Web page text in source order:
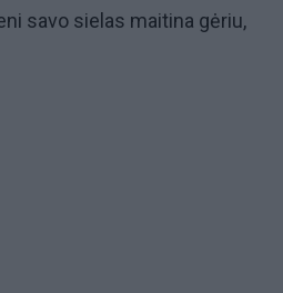
savo sielas maitina gėriu,